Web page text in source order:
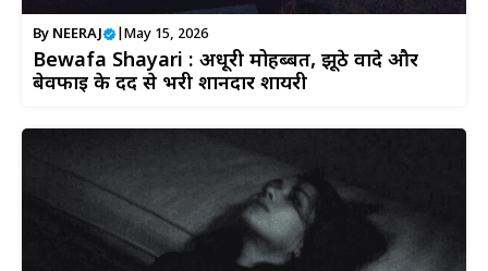
By NEERAJ May 15, 2026
Bewafa Shayari : अधूरी मोहब्बत, झूठे वादे और
बेवफाई के दर्द से भरी शानदार शायरी